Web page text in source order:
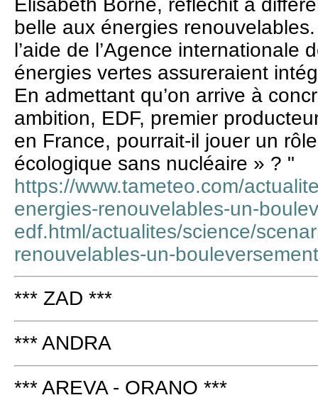
belle aux énergies
l’aide de l’Agence internationale
énergies vertes assureraient
En admettant qu’on arrive à
ambition, EDF, premier
en France, pourrait-il jouer un
écologique sans nucléaire » ? "
https://www.tameteo.com/
energies-renouvelables-un-
edf.html/actualites/science/
renouvelables-un-
*** ZAD ***
*** ANDRA
*** AREVA - ORANO ***